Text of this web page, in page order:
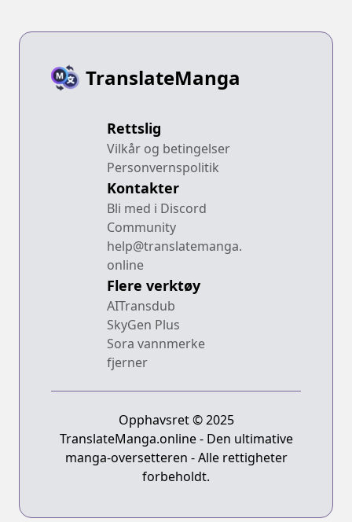
TranslateManga
Rettslig
Vilkår og betingelser
Personvernspolitik
Kontakter
Bli med i Discord
Community
help@translatemanga.
online
Flere verktøy
AITransdub
SkyGen Plus
Sora vannmerke
fjerner
Opphavsret © 2025
TranslateManga.online - Den ultimative
manga-oversetteren - Alle rettigheter
forbeholdt.